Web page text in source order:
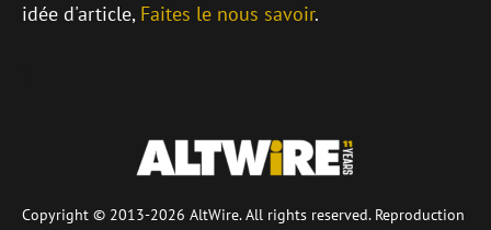
idée d'article, Faites le nous savoir.
Copyright © 2013-2026 AltWire. All rights reserved. Reproduction